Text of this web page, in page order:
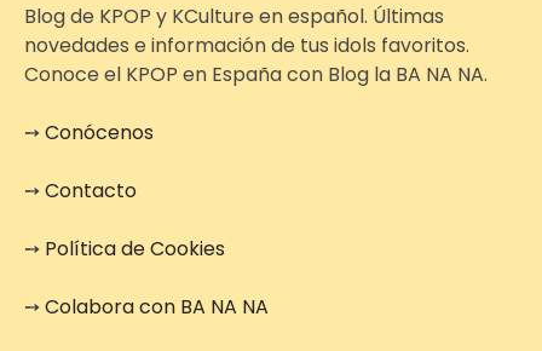
Blog de KPOP y KCulture en español. Últimas
novedades e información de tus idols favoritos.
Conoce el KPOP en España con Blog la BA NA NA.
➙Conócenos
➙Contacto
➙ Política de Cookies
➙Colabora con BA NA NA